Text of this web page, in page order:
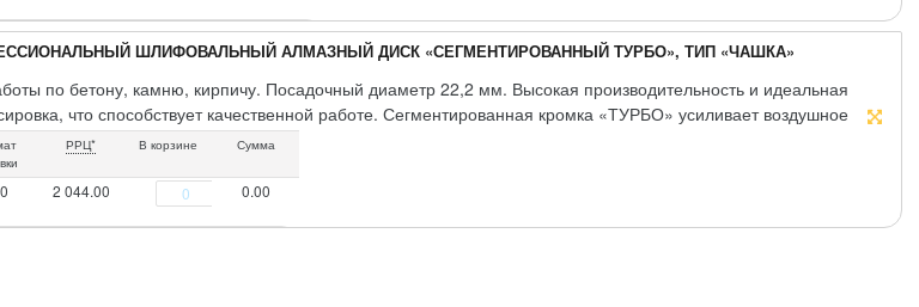
ШЛИФОВАЛЬНЫЙ АЛМАЗНЫЙ ДИСК «СЕГМЕНТИРОВАННЫЙ ТУРБО», ТИП «ЧАШКА»
по бетону, камню, кирпичу. Посадочный диаметр 22,2 мм. Высокая производительность и идеальная
что способствует качественной работе. Сегментированная кромка «ТУРБО» усиливает воздушное
и отвод отработанного материала, предотвращая перегрев диска. Материал: инструментальная сталь,
кромка содержит порошок из технических алмазов.
РРЦ* В корзине Сумма
2 044.00 0.00